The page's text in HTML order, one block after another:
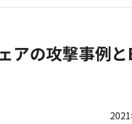
アの攻撃事例